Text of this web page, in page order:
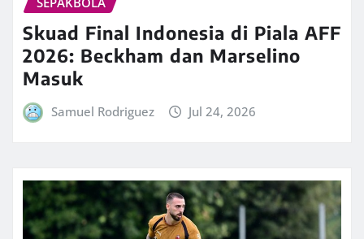
Skuad Final Indonesia di Piala AFF
2026: Beckham dan Marselino
Masuk
Samuel Rodriguez Jul 24, 2026